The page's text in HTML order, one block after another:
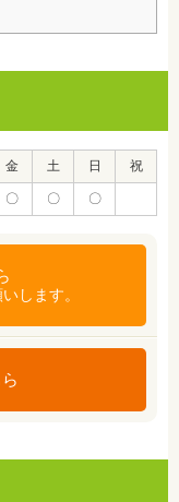
金 土 日 祝
〇 〇 〇
します。